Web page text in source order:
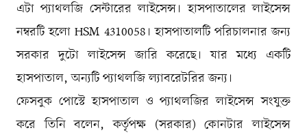
এটা প্যাথলজি সেন্টারের লাইসেন্স। হাসপাতালের লাইসেন্স
নম্বরটি হলো HSM 4310058। হাসপাতালটি পরিচালনার জন্য
সরকার দুটো লাইসেন্স জারি করেছে। যার মধ্যে একটি
হাসপাতাল, অন্যটি প্যাথলজি ল্যাবরেটরির জন্য।
ফেসবুক পোস্টে হাসপাতাল ও প্যাথলজির লাইসেন্স সংযুক্ত
করে তিনি বলেন, কর্তৃপক্ষ (সরকার) কোনটার লাইসেন্স